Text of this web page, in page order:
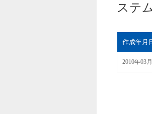
ステ
作成年月
2010年03